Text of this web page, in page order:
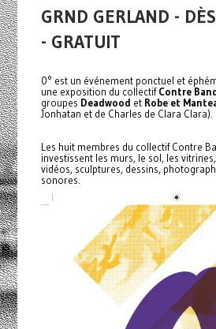
GRND GERLAND -
- GRATUIT
0° est un événement ponctuel et
une exposition du collectifContre
groupes Deadwood et Robe et
Jonhatan et de Charles de Clara Clara).
Les huit membres du collectif Contre
investissent les murs, le sol, les
vidéos, sculptures, dessins,
sonores.